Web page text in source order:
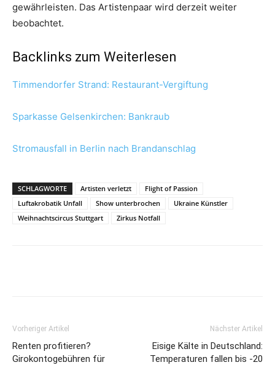
gewährleisten. Das Artistenpaar wird derzeit weiter
beobachtet.
Backlinks zum Weiterlesen
Timmendorfer Strand: Restaurant-Vergiftung
Sparkasse Gelsenkirchen: Bankraub
Stromausfall in Berlin nach Brandanschlag
SCHLAGWORTE Artisten verletzt
Flight of Passion
Luftakrobatik Unfall
Show unterbrochen
Ukraine Künstler
Weihnachtscircus Stuttgart
Zirkus Notfall
Vorheriger Artikel
Renten profitieren?
Girokontogebühren für
Nächster Artikel
Eisige Kälte in Deutschland:
Temperaturen fallen bis -20